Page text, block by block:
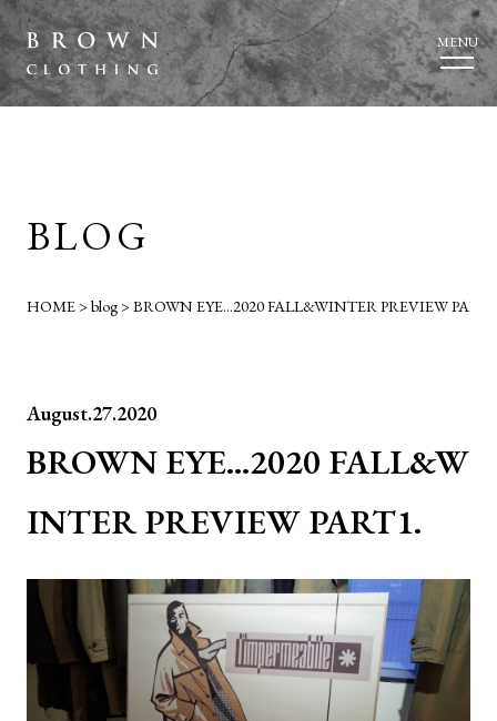
MENU
BLOG
HOME>blog>BROWN EYE…2020 FALL&WINTER PREVIEW
August.27.2020
BROWN EYE…2020 FALL&W
INTER PREVIEW PART1.